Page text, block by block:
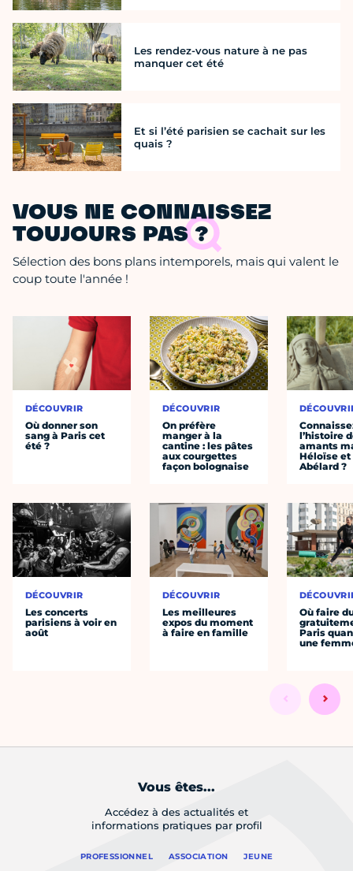
Les rendez-vous nature à ne pas
manquer cet été
Et si l’été parisien se cachait sur les
quais ?
VOUS NE CONNAISSEZ
TOUJOURS PAS ?
Sélection des bons plans intemporels, mais qui valent le
coup toute l'année !
DÉCOUVRIR
Où donner son
sang à Paris cet
été ?
DÉCOUVRIR
Les concerts
parisiens à voir en
août
DÉCOUVRIR
On préfère
manger à la
cantine : les pâtes
aux courgettes
façon bolognaise
DÉCOUVRIR
Les meilleures
expos du moment
à faire en famille
l’histoire
amants
Héloïse et
Abélard ?
Où faire
Paris
une
Vous êtes...
Accédez à des actualités et
informations pratiques par profil
PROFESSIONNEL ASSOCIATION JEUNE